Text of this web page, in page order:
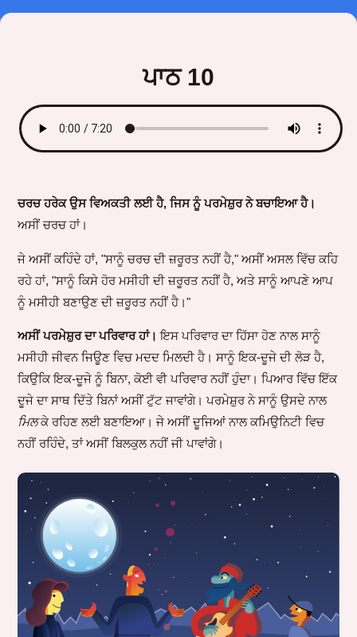
ਪਾਠ 10
ਚਰਚ ਹਰੇਕ ਉਸ ਵਿਅਕਤੀ ਲਈ ਹੈ, ਜਿਸ ਨੂੰ ਪਰਮੇਸ਼ੁਰ ਨੇ ਬਚਾਇਆ ਹੈ।
ਅਸੀਂ ਚਰਚ ਹਾਂ।
ਜੇ ਅਸੀਂ ਕਹਿੰਦੇ ਹਾਂ, "ਸਾਨੂੰ ਚਰਚ ਦੀ ਜ਼ਰੂਰਤ ਨਹੀਂ ਹੈ," ਅਸੀਂ ਅਸਲ ਵਿੱਚ ਕਹਿ
ਰਹੇ ਹਾਂ, "ਸਾਨੂੰ ਕਿਸੇ ਹੋਰ ਮਸੀਹੀ ਦੀ ਜ਼ਰੂਰਤ ਨਹੀਂ ਹੈ, ਅਤੇ ਸਾਨੂੰ ਆਪਣੇ ਆਪ
ਨੂੰ ਮਸੀਹੀ ਬਣਾਉਣ ਦੀ ਜ਼ਰੂਰਤ ਨਹੀਂ ਹੈ।"
ਅਸੀਂ ਪਰਮੇਸ਼ੁਰ ਦਾ ਪਰਿਵਾਰ ਹਾਂ। ਇਸ ਪਰਿਵਾਰ ਦਾ ਹਿੱਸਾ ਹੋਣ ਨਾਲ ਸਾਨੂੰ
ਮਸੀਹੀ ਜੀਵਨ ਜਿਊਣ ਵਿਚ ਮਦਦ ਮਿਲਦੀ ਹੈ। ਸਾਨੂੰ ਇਕ-ਦੂਜੇ ਦੀ ਲੋੜ ਹੈ,
ਕਿਉਕਿ ਇਕ-ਦੂਜੇ ਨੂੰ ਬਿਨਾ, ਕੋਈ ਵੀ ਪਰਿਵਾਰ ਨਹੀਂ ਹੁੰਦਾ। ਪਿਆਰ ਵਿੱਚ ਇੱਕ
ਦੂਜੇ ਦਾ ਸਾਥ ਦਿੱਤੇ ਬਿਨਾਂ ਅਸੀਂ ਟੁੱਟ ਜਾਵਾਂਗੇ। ਪਰਮੇਸ਼ੁਰ ਨੇ ਸਾਨੂੰ ਉਸਦੇ ਨਾਲ
ਮਿਲਕੇ ਰਹਿਣ ਲਈ ਬਣਾਇਆ। ਜੇ ਅਸੀਂ ਦੂਜਿਆਂ ਨਾਲ ਕਮਿਉਨਿਟੀ ਵਿਚ
ਨਹੀਂ ਰਹਿੰਦੇ, ਤਾਂ ਅਸੀਂ ਬਿਲਕੁਲ ਨਹੀਂ ਜੀ ਪਾਵਾਂਗੇ।